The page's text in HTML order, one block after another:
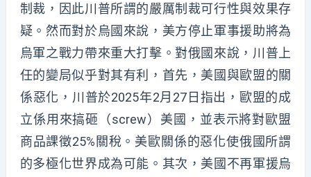
制裁，因此川普所謂的嚴厲制裁可行性與效果存
疑。然而對於烏國來說，美方停止軍事援助將為
烏軍之戰力帶來重大打擊。對俄國來說，川普上
任的變局似乎對其有利，首先，美國與歐盟的關
係惡化，川普於2025年2月27日指出，歐盟的成
立係用來搞砸（screw）美國，並表示將對歐盟
商品課徵25%關稅。美歐關係的惡化使俄國所謂
的多極化世界成為可能。其次，美國不再軍援烏